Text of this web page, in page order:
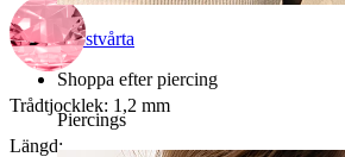
Bröstvårta
Shoppa efter piercing
Piercings
Trådtjocklek: 1,2 mm
Längd: